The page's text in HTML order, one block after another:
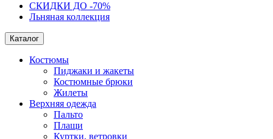
СКИДКИ ДО -70%
Льняная коллекция
Каталог
Костюмы
Пиджаки и жакеты
Костюмные брюки
Жилеты
Верхняя одежда
Пальто
Плащи
Куртки, ветровки